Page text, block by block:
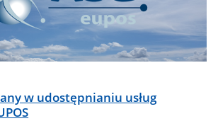
w udostępnianiu usług